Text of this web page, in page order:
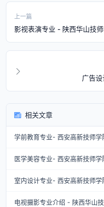
上一篇
影视表演专业 - 陕西华山技
广告
相关文章
学前教育专业- 西安高新技师学
医学美容专业- 西安高新技师学
室内设计专业- 西安高新技师学
电视摄影专业介绍 - 陕西华山